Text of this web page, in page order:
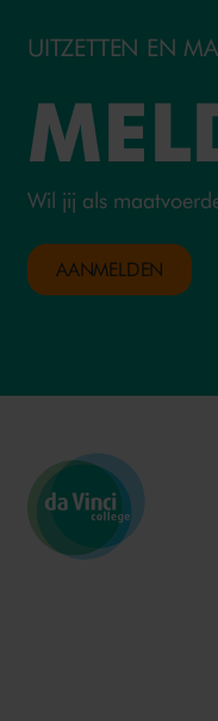
UITZETTEN EN
Wil jij als
AANMELDEN